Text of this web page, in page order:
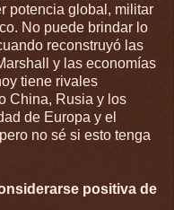
potencia global, militar
No puede brindar lo
reconstruyó las
y las economías
tiene rivales
China, Rusia y los
de Europa y el
no sé si esto tenga
positiva de